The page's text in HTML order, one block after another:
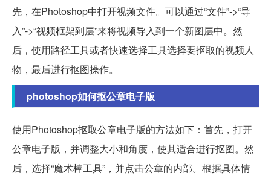
先，在Photoshop中打开视频文件。可以通过“文件”->“导
入”->“视频框架到层”来将视频导入到一个新图层中。然
后，使用路径工具或者快速选择工具选择要抠取的视频人
物，最后进行抠图操作。
photoshop如何抠公章电子版
使用Photoshop抠取公章电子版的方法如下：首先，打开
公章电子版，并调整大小和角度，使其适合进行抠图。然
后，选择“魔术棒工具”，并点击公章的内部。根据具体情